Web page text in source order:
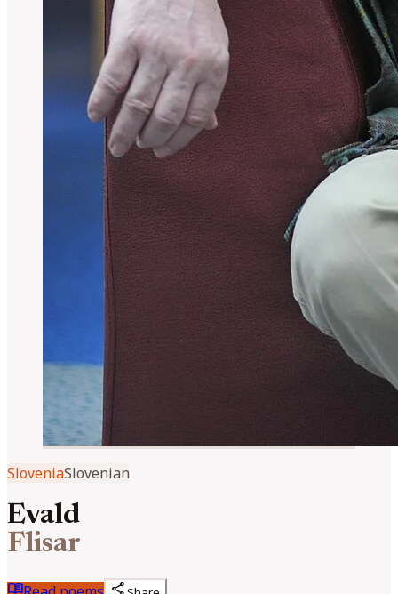
SloveniaSlovenian
Evald
Flisar
menu_book share